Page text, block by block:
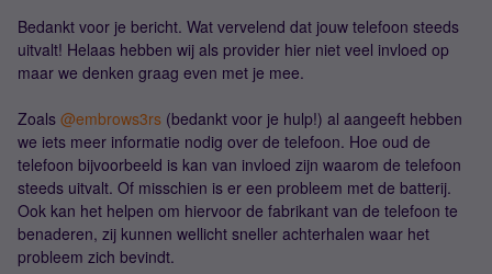
Bedankt voor je bericht. Wat vervelend dat jouw telefoon steeds
uitvalt! Helaas hebben wij als provider hier niet veel invloed op
maar we denken graag even met je mee.
​​​​​​Zoals @embrows3rs (bedankt voor je hulp!) al aangeeft hebben
we iets meer informatie nodig over de telefoon. Hoe oud de
telefoon bijvoorbeeld is kan van invloed zijn waarom de telefoon
steeds uitvalt. Of misschien is er een probleem met de batterij.
Ook kan het helpen om hiervoor de fabrikant van de telefoon te
benaderen, zij kunnen wellicht sneller achterhalen waar het
probleem zich bevindt.